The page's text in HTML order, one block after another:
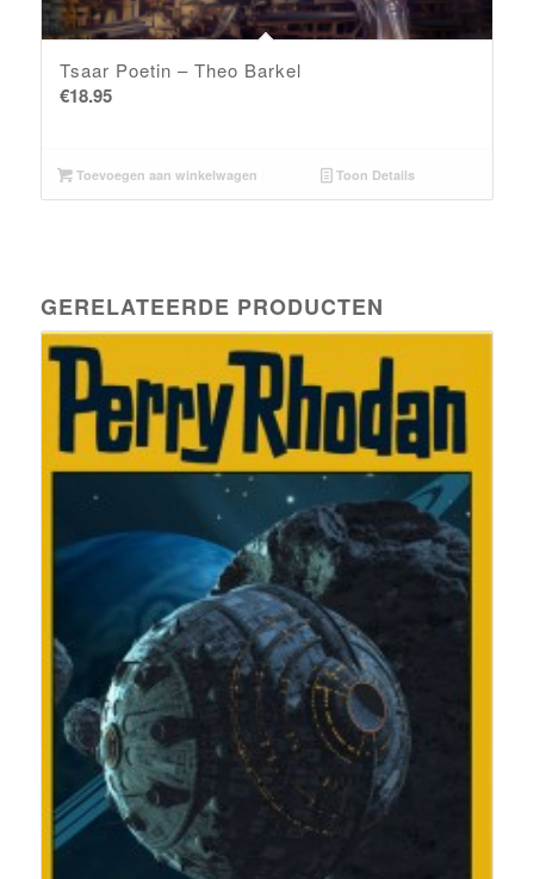
Tsaar Poetin – Theo Barkel
€18.95
Toevoegen aan winkelwagen Toon Details
GERELATEERDE PRODUCTEN